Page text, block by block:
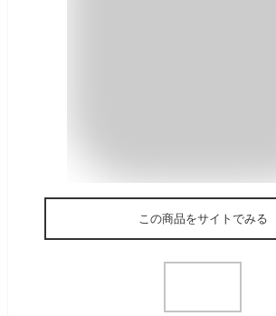
この商品をサイトでみる